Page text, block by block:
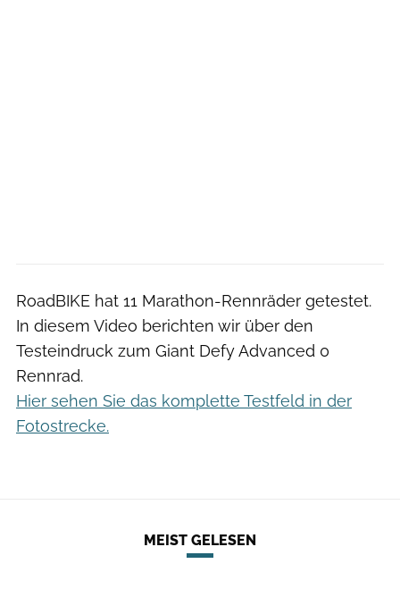
RoadBIKE hat 11 Marathon-Rennräder getestet.
In diesem Video berichten wir über den
Testeindruck zum Giant Defy Advanced 0
Rennrad.
Hier sehen Sie das komplette Testfeld in der
Fotostrecke.
MEIST GELESEN